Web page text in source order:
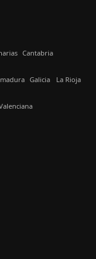
Cantabria
Galicia La Rioja